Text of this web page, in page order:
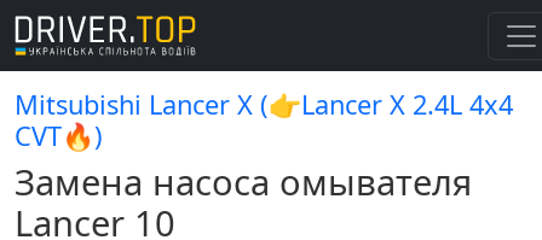
Mitsubishi Lancer X (👉Lancer X 2.4L 4x4
CVT🔥)
Замена насоса омывателя
Lancer 10